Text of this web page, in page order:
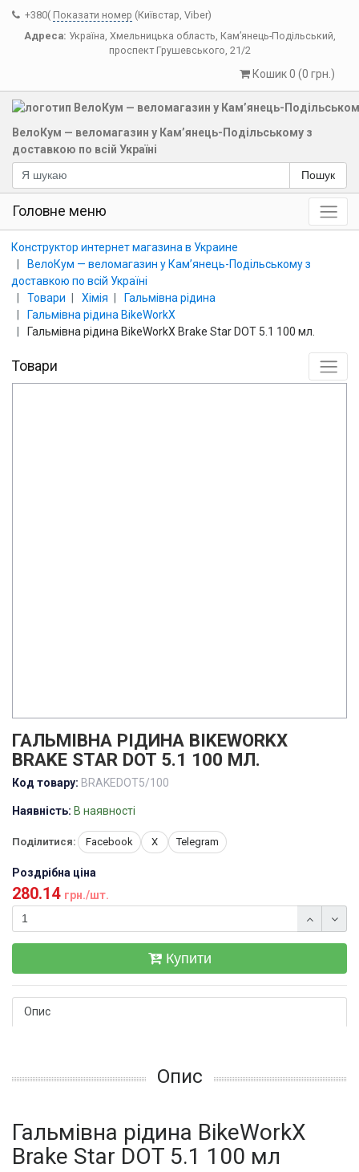
+380( Показати номер (Київстар, Viber)
Адреса: Україна, Хмельницька область, Кам’янець-Подільський,
проспект Грушевського, 21/2
Кошик 0 (0 грн.)
ВелоКум — веломагазин у Кам’янець-Подільському з
доставкою по всій Україні
Пошук
Головне меню
Конструктор интернет магазина в Украине
ВелоКум — веломагазин у Кам’янець-Подільському з
доставкою по всій Україні
Товари
Хімія
Гальмівна рідина
Гальмівна рідина BikeWorkX
Гальмівна рідина BikeWorkX Brake Star DOT 5.1 100 мл.
Товари
ГАЛЬМІВНА РІДИНА BIKEWORKX
BRAKE STAR DOT 5.1 100 МЛ.
Код товару: BRAKEDOT5/100
Наявність: В наявності
Поділитися: Facebook X Telegram
Роздрібна ціна
280.14 грн./шт.
Купити
Опис
Опис
Гальмівна рідина BikeWorkX
Brake Star DOT 5.1 100 мл